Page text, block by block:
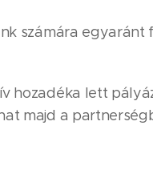
számára egyaránt
hozadéka lett
majd a